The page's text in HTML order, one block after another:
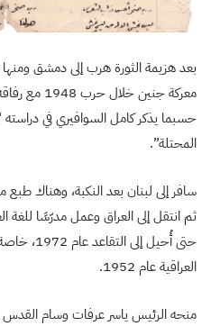
بعد هزيمة الثورة هرب إلى دمشق
معركة جنين
حسبما يذكر كامل السوافيري في دراسته
المحتلة”.
سافر إلى لبنان بعد النكبة، وهناك
ثم انتقل إلى العراق وعمل مدرّسًا للغة
حتى أُحيل
العراقية عام 1952.
منحه الرئيس ياسر عرفات وسام القدس